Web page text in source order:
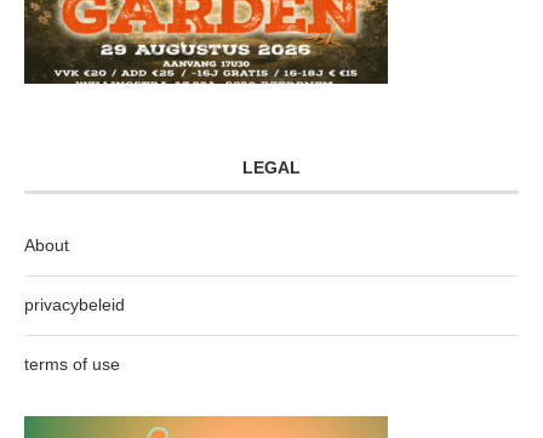
LEGAL
About
privacybeleid
terms of use